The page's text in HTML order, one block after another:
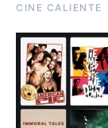
CINE CALIENTE